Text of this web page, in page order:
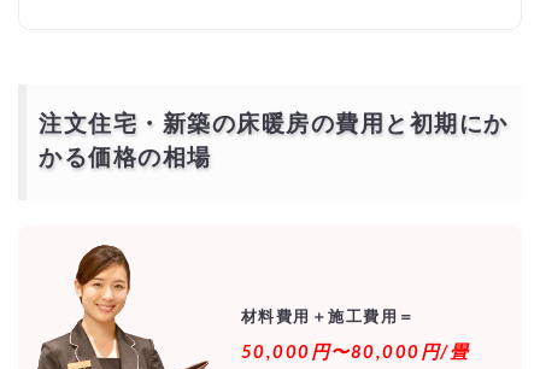
注文住宅・新築の床暖房の費用と初期にか
かる価格の相場
材料費用＋施工費用＝
50,000円〜80,000円/畳